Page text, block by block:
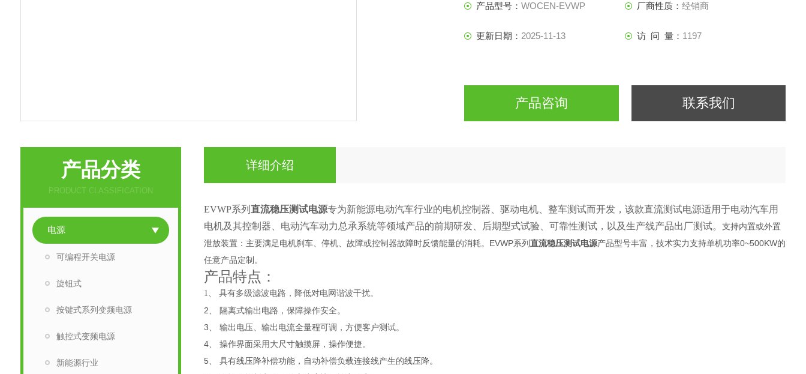
产品型号：WOCEN-EVWP 厂商性质：经销商
更新日期： 2025-11-13 访 问 量： 1197
产品咨询 联系我们
产品分类
PRODUCT CLASSIFICATION
电源
可编程开关电源
旋钮式
按键式系列变频电源
触控式变频电源
新能源行业
详细介绍
EVWP系列直流稳压测试电源专为新能源电动汽车行业的电机控制器、驱动电机、整车测试而开发，该款直流测试电源适用于电动汽车用
电机及其控制器、电动汽车动力总承系统等领域产品的前期研发、后期型式试验、可靠性测试，以及生产线产品出厂测试。支持内置或外置
泄放装置：主要满足电机刹车、停机、故障或控制器故障时反馈能量的消耗。EVWP系列直流稳压测试电源产品型号丰富，技术实力支持单机功率0~500KW的
任意产品定制。
产品特点：
1、 具有多级滤波电路，降低对电网谐波干扰。
2、 隔离式输出电路，保障操作安全。
3、 输出电压、输出电流全量程可调，方便客户测试。
4、 操作界面采用大尺寸触摸屏，操作便捷。
5、 具有线压降补偿功能，自动补偿负载连接线产生的线压降。